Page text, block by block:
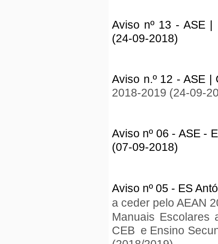
Aviso nº 13 - ASE |
(24-09-2018)
Aviso n.º 12 - ASE |
2018-2019 (24-09-
Aviso nº 06 - ASE -
(07-09-2018)
Aviso nº 05 - ES
a ceder pelo AEAN
Manuais Escolares
CEB e Ensino